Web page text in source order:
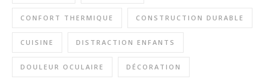
CONFORT THERMIQUE CONSTRUCTION DURABLE
CUISINE DISTRACTION ENFANTS
DOULEUR OCULAIRE DÉCORATION